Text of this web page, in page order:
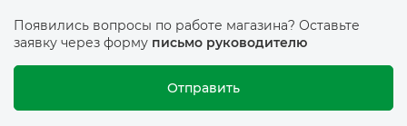
Появились вопросы по работе магазина? Оставьте
заявку через форму письмо руководителю
Отправить